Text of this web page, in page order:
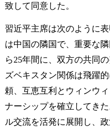
致して同意した。
習近平主席は次のように
は中国の隣国で、重要な
ら25年間に、双方の共同
ズベキスタン関係は飛躍
頼、互恵互利とウィンウ
ナーシップを確立してき
ル交流を活発に展開し、